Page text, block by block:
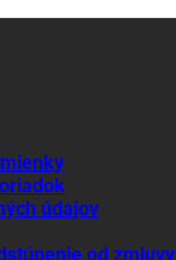
údajov
od zmluvy